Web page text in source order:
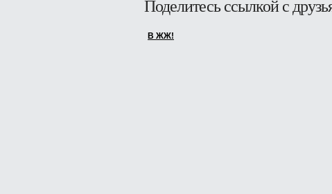
Поделитесь ссылкой с
В ЖЖ!